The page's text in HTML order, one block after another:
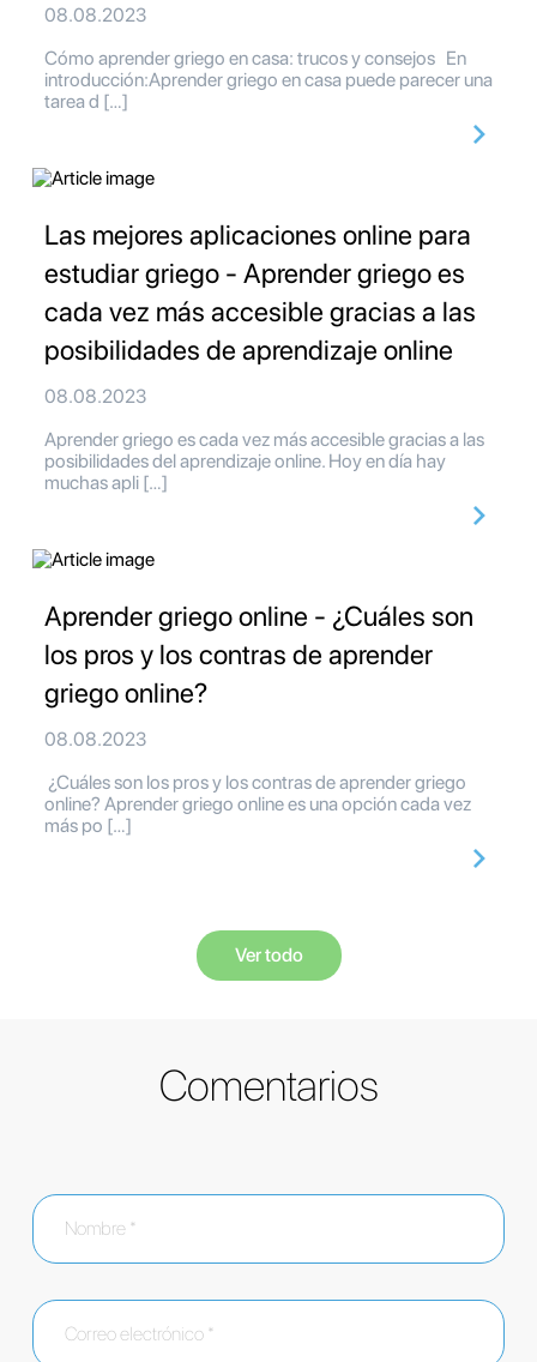
08.08.2023
Cómo aprender griego en casa: trucos y consejos En
introducción:Aprender griego en casa puede parecer una
tarea d […]
Las mejores aplicaciones online para
estudiar griego - Aprender griego es
cada vez más accesible gracias a las
posibilidades de aprendizaje online
08.08.2023
Aprender griego es cada vez más accesible gracias a las
posibilidades del aprendizaje online. Hoy en día hay
muchas apli […]
Aprender griego online - ¿Cuáles son
los pros y los contras de aprender
griego online?
08.08.2023
¿Cuáles son los pros y los contras de aprender griego
online? Aprender griego online es una opción cada vez
más po […]
Ver todo
Comentarios